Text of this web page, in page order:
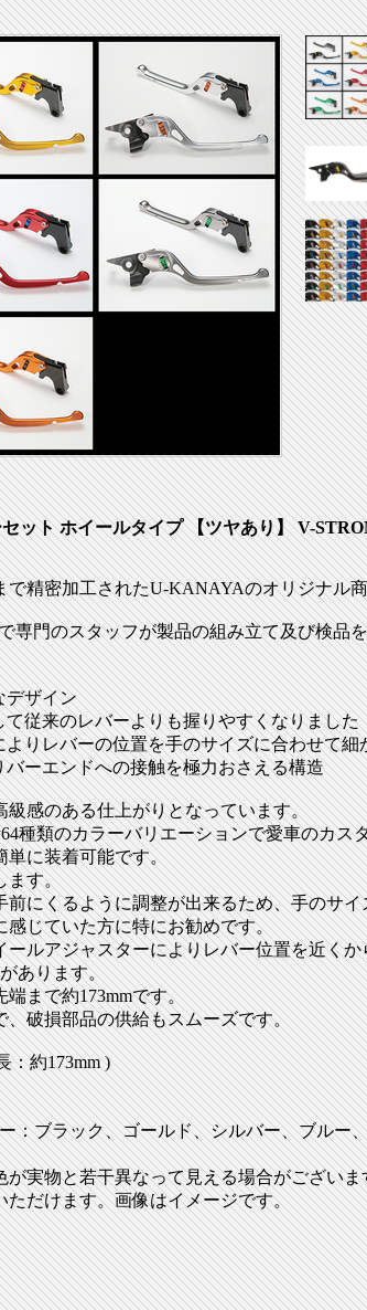
ット ホイールタイプ 【ツヤあり】 V-
で精密加工されたU-KANAYAのオリジナル
専門のスタッフが製品の組み立て及び検品
デザイン
従来のレバーよりも握りやすくなりました
りレバーの位置を手のサイズに合わせて細
ーエンドへの接触を極力おさえる構造
感のある仕上がりとなっています。
種類のカラーバリエーションで愛車のカス
単に装着可能です。
ます。
にくるように調整が出来るため、手のサ
じていた方に特にお勧めです。
ルアジャスターによりレバー位置を近く
あります。
まで約173mmです。
破損部品の供給もスムーズです。
約173mm )
：ブラック、ゴールド、シルバー、ブルー
実物と若干異なって見える場合がございま
だけます。画像はイメージです。